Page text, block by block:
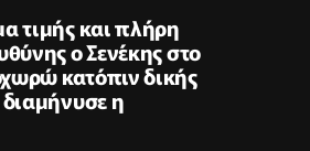
τιμής και πλήρη
ο Σενέκης στο
κατόπιν δικής
η